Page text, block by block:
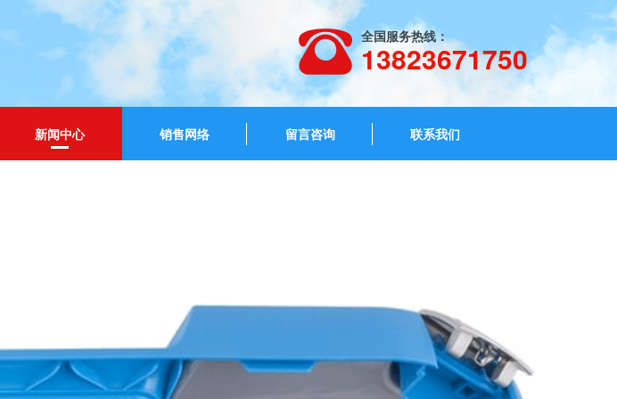
全国服务热线：
13823671750
新闻中心 销售网络 留言咨询 联系我们